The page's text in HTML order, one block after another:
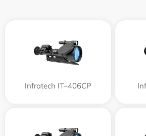
Infratech IT–406СP